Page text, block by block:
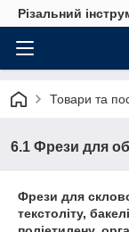
Різальний
Товари та
6.1 Фрези для
Фрези для
текстоліту,